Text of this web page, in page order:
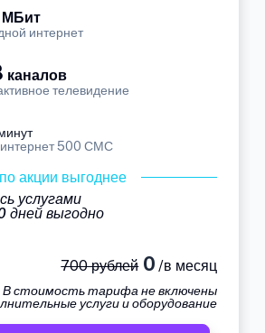
МБит
интернет
каналов
телевидение
500 СМС
по акции выгоднее
услугами
дней выгодно
700 рублей0 /в месяц
В стоимость тарифа не включены
услуги и оборудование